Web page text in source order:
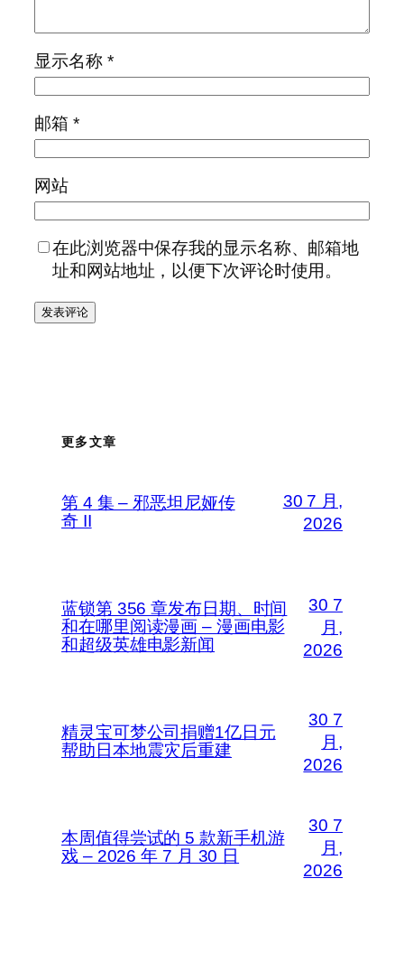
显示名称 *
邮箱 *
网站
在此浏览器中保存我的显示名称、邮箱地
址和网站地址，以便下次评论时使用。
更多文章
第 4 集 – 邪恶坦尼娅传
奇 II
30 7 月,
2026
蓝锁第 356 章发布日期、时间
和在哪里阅读漫画 – 漫画电影
和超级英雄电影新闻
30 7
月,
2026
精灵宝可梦公司捐赠1亿日元
帮助日本地震灾后重建
30 7
月,
2026
本周值得尝试的 5 款新手机游
戏 – 2026 年 7 月 30 日
30 7
月,
2026